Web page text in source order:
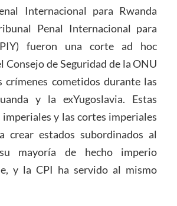
Internacional para Rwanda
Penal Internacional para
fueron una corte ad hoc
Consejo de Seguridad de la ONU
crímenes cometidos durante las
y la exYugoslavia. Estas
y las cortes imperiales
crear estados subordinados al
mayoría de hecho imperio
y la CPI ha servido al mismo